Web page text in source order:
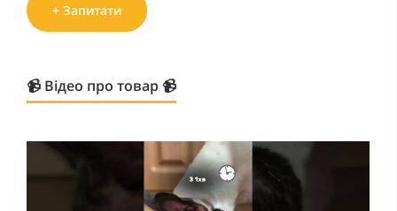
+ Запитати
📹 Відео про товар 📹